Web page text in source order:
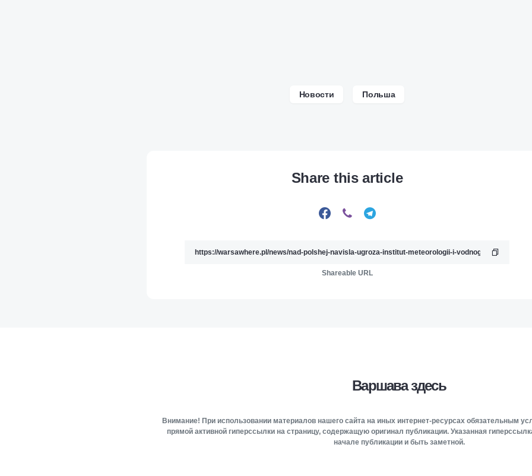
Новости Польша
Share this article
Shareable URL
Варшава здесь
Внимание! При использовании материалов нашего сайта на иных интернет-ресурсах обязательным
прямой активной гиперссылки на страницу, содержащую оригинал публикации. Указанная
начале публикации и быть заметной.